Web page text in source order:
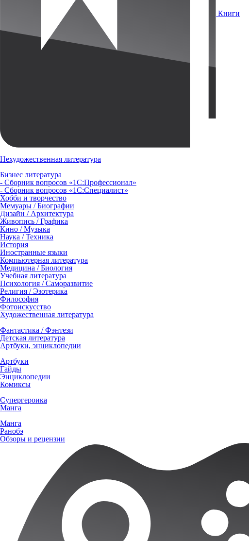
Книги
Нехудожественная литература
Бизнес литература
- Сборник вопросов «1С:Профессионал»
- Сборник вопросов «1С:Специалист»
Хобби и творчество
Мемуары / Биографии
Дизайн / Архитектура
Живопись / Графика
Кино / Музыка
Наука / Техника
История
Иностранные языки
Компьютерная литература
Медицина / Биология
Учебная литература
Психология / Саморазвитие
Религия / Эзотерика
Философия
Фотоискусство
Художественная литература
Фантастика / Фэнтези
Детская литература
Артбуки, энциклопедии
Артбуки
Гайды
Энциклопедии
Комиксы
Супергероика
Манга
Манга
Ранобэ
Обзоры и рецензии